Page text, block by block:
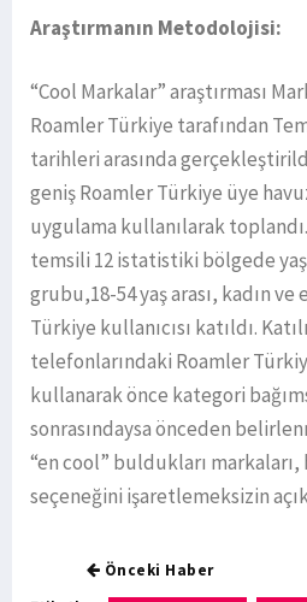
Araştırmanın Metodolojisi:
“Cool Markalar” araştırması
Roamler Türkiye tarafından
tarihleri arasında
geniş Roamler Türkiye üye
uygulama kullanılarak
temsili 12 istatistiki bölgede
grubu,18-54 yaş arası, kadın
Türkiye kullanıcısı katıldı.
telefonlarındaki Roamler
kullanarak önce kategori
sonrasındaysa önceden
“en cool” buldukları
seçeneğini işaretlemeksizin
Önceki Haber